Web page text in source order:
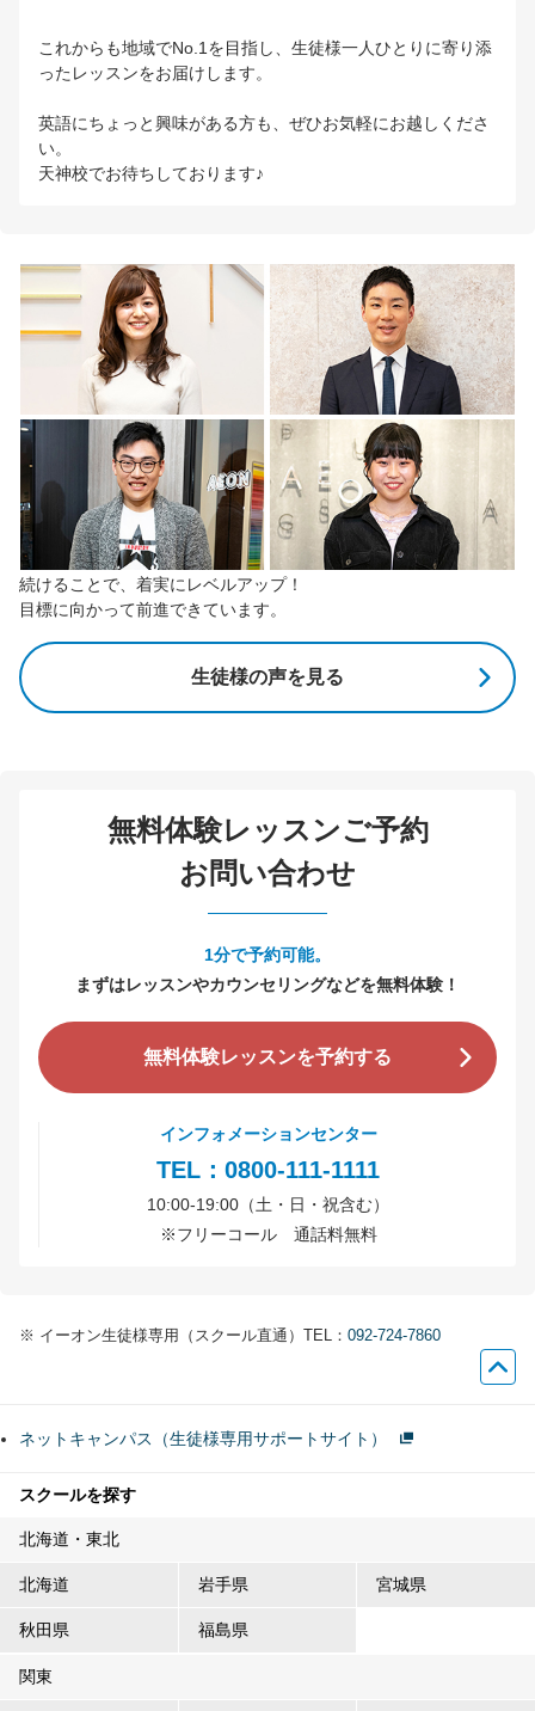
これからも地域でNo.1を目指し、生徒様一人ひとりに寄り添
ったレッスンをお届けします。
英語にちょっと興味がある方も、ぜひお気軽にお越しくださ
い。
天神校でお待ちしております♪
続けることで、着実にレベルアップ！
目標に向かって前進できています。
生徒様の声を見る
無料体験レッスンご予約
お問い合わせ
1分で予約可能。
まずはレッスンやカウンセリングなどを無料体験！
無料体験レッスンを予約する
インフォメーションセンター
TEL：0800-111-1111
10:00-19:00（土・日・祝含む）
※フリーコール 通話料無料
※ イーオン生徒様専用（スクール直通）TEL： 092-724-7860
ネットキャンパス（生徒様専用サポートサイト）
スクールを探す
北海道・東北
北海道 岩手県 宮城県
秋田県 福島県
関東